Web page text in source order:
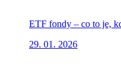
ETF fondy – co to je,
29. 01. 2026